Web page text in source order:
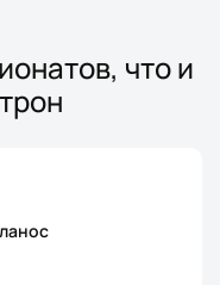
что и